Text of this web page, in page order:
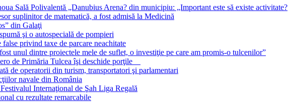
Sală Polivalentă „Danubius Arena? din municipiu: „Important este să existe activitate?
suplinitor de matematică, a fost admisă la Medicină
din Galaţi
şi o autospecială de pompieri
privind taxe de parcare neachitate
unul dintre proiectele mele de suflet, o investiţie pe care am promis-o tulcenilor”
de Primăria Tulcea îşi deschide porţile
de operatorii din turism, transportatori şi parlamentari
navale din România
Internaţional de Şah Liga Regală
cu rezultate remarcabile